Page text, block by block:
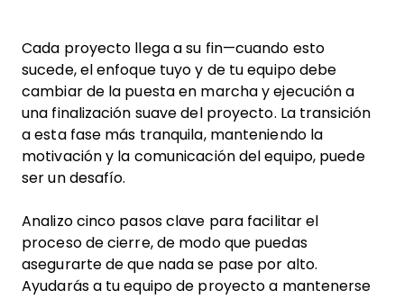
Cada proyecto llega a su fin—cuando esto
sucede, el enfoque tuyo y de tu equipo debe
cambiar de la puesta en marcha y ejecución a
una finalización suave del proyecto. La transición
a esta fase más tranquila, manteniendo la
motivación y la comunicación del equipo, puede
ser un desafío.
Analizo cinco pasos clave para facilitar el
proceso de cierre, de modo que puedas
asegurarte de que nada se pase por alto.
Ayudarás a tu equipo de proyecto a mantenerse